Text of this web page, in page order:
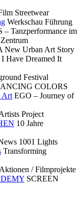
Streetwear
Werkschau Führung
– Tanzperformance im
New Urban Art Story
I Have Dreamed It
Festival
COLORS
Art EGO – Journey of
Project
10 Jahre
1001 Lights
Transforming
Aktionen / Filmprojekte
SCREEN